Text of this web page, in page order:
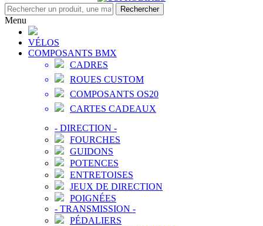
Rechercher
Menu
VÉLOS
COMPOSANTS BMX
CADRES
ROUES CUSTOM
COMPOSANTS OS20
CARTES CADEAUX
- DIRECTION -
FOURCHES
GUIDONS
POTENCES
ENTRETOISES
JEUX DE DIRECTION
POIGNÉES
- TRANSMISSION -
PÉDALIERS